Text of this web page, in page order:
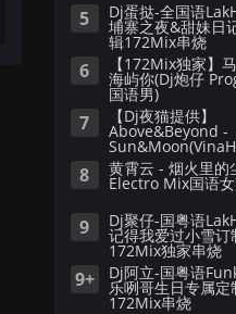
5 Dj蛋挞-全国语
埔寨之夜&甜妹日
辑172Mix串烧
6 【172Mix独家】
海屿你(Dj炮仔
国语男)
7 【Dj夜猫提供】
Above&Beyond -
8 黄霄云 - 烟火里的
Electro Mix国语
9 Dj聚仔-国粤语
记得我爱过小雪订
172Mix独家串烧
9+ Dj阿立-国粤语
乐咧哥生日专属定
172Mix串烧